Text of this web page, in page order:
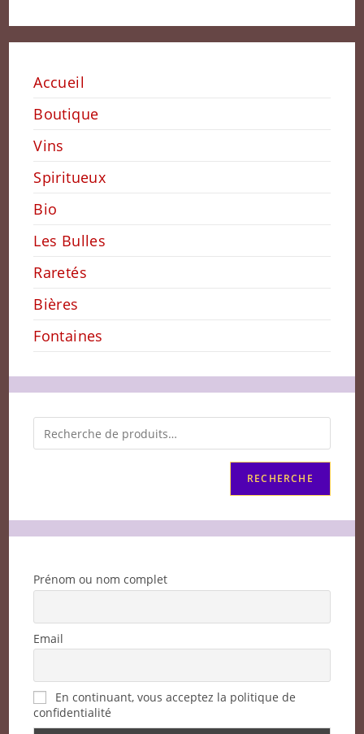
Accueil
Boutique
Vins
Spiritueux
Bio
Les Bulles
Raretés
Bières
Fontaines
RECHERCHE
Prénom ou nom complet
Email
En continuant, vous acceptez la politique de
confidentialité